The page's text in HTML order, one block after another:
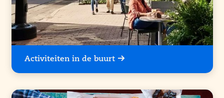
Activiteiten in de buurt